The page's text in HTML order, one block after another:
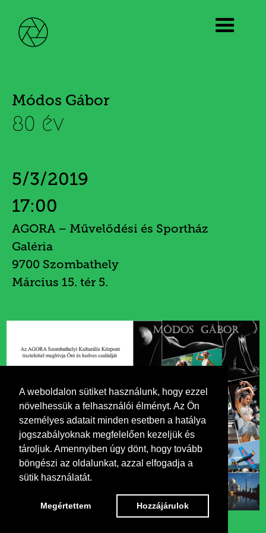
A weboldalon sütiket használunk, hogy ezzel
növelhessük a felhasználói élményt. Az Ön
személyes adatait minden esetben a hatálya
jogszabályoknak megfelelően kezeljük és
tároljuk. Amennyiben úgy dönt, hogy tovább
böngészi az oldalunkat, azzal elfogadja a
sütik használatát.
Megértettem Hozzájárulok
Módos Gábor
80 év
5/3/2019
17:00
AGORA – Művelődési és Sportház
Galéria
9700 Szombathely
Március 15. tér 5.